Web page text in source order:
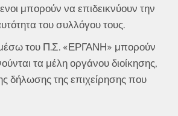
μπορούν να επιδεικνύουν την
του συλλόγου τους.
του Π.Σ. «ΕΡΓΑΝΗ» μπορούν
τα μέλη οργάνου διοίκησης,
δήλωσης της επιχείρησης που